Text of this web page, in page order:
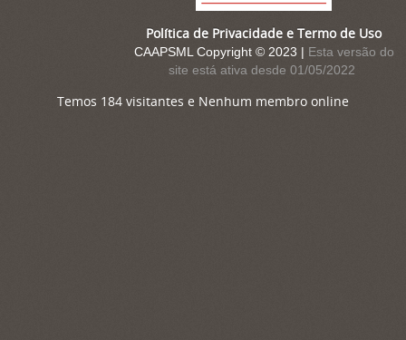
Política de Privacidade e Termo de Uso
CAAPSML Copyright © 2023 | Esta versão do
site está ativa desde 01/05/2022
Temos 184 visitantes e Nenhum membro online